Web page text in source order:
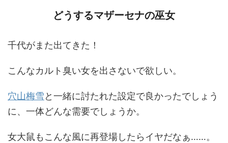
どうするマザーセナの巫女
千代がまた出てきた！
こんなカルト臭い女を出さないで欲しい。
穴山梅雪と一緒に討たれた設定で良かったでしょう
に、一体どんな需要でしょうか。
女大鼠もこんな風に再登場したらイヤだなぁ……。